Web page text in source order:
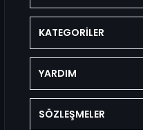
KATEGORİLER
YARDIM
SÖZLEŞMELER